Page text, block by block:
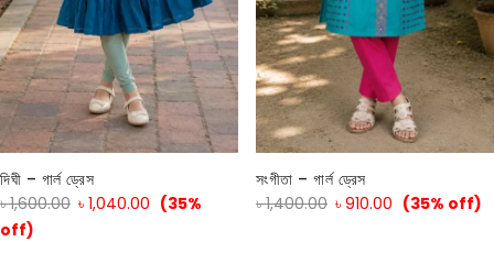
দিঘী – গার্ল ড্রেস
৳1,600.00 ৳ 1,040.00 (35%
off)
সংগীতা – গার্ল ড্রেস
৳1,400.00 ৳ 910.00 (35% off)